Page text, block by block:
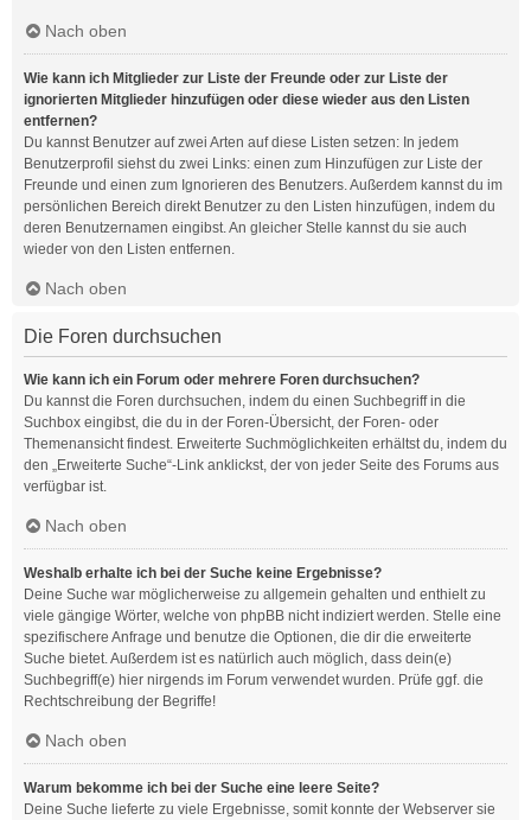
Nach oben
Wie kann ich Mitglieder zur Liste der Freunde oder zur Liste der
ignorierten Mitglieder hinzufügen oder diese wieder aus den Listen
entfernen?
Du kannst Benutzer auf zwei Arten auf diese Listen setzen: In jedem
Benutzerprofil siehst du zwei Links: einen zum Hinzufügen zur Liste der
Freunde und einen zum Ignorieren des Benutzers. Außerdem kannst du im
persönlichen Bereich direkt Benutzer zu den Listen hinzufügen, indem du
deren Benutzernamen eingibst. An gleicher Stelle kannst du sie auch
wieder von den Listen entfernen.
Nach oben
Die Foren durchsuchen
Wie kann ich ein Forum oder mehrere Foren durchsuchen?
Du kannst die Foren durchsuchen, indem du einen Suchbegriff in die
Suchbox eingibst, die du in der Foren-Übersicht, der Foren- oder
Themenansicht findest. Erweiterte Suchmöglichkeiten erhältst du, indem du
den „Erweiterte Suche“-Link anklickst, der von jeder Seite des Forums aus
verfügbar ist.
Nach oben
Weshalb erhalte ich bei der Suche keine Ergebnisse?
Deine Suche war möglicherweise zu allgemein gehalten und enthielt zu
viele gängige Wörter, welche von phpBB nicht indiziert werden. Stelle eine
spezifischere Anfrage und benutze die Optionen, die dir die erweiterte
Suche bietet. Außerdem ist es natürlich auch möglich, dass dein(e)
Suchbegriff(e) hier nirgends im Forum verwendet wurden. Prüfe ggf. die
Rechtschreibung der Begriffe!
Nach oben
Warum bekomme ich bei der Suche eine leere Seite?
Deine Suche lieferte zu viele Ergebnisse, somit konnte der Webserver sie